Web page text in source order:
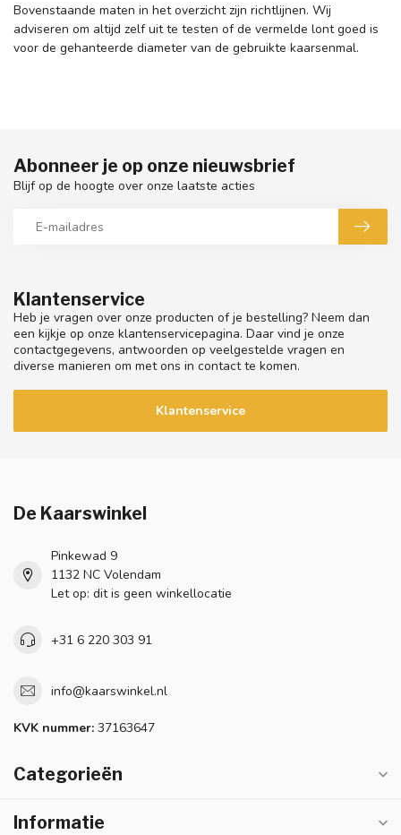
Bovenstaande maten in het overzicht zijn richtlijnen. Wij
adviseren om altijd zelf uit te testen of de vermelde lont goed is
voor de gehanteerde diameter van de gebruikte kaarsenmal.
Klantenservice
Heb je vragen over onze producten of je bestelling? Neem dan
een kijkje op onze klantenservicepagina. Daar vind je onze
contactgegevens, antwoorden op veelgestelde vragen en
diverse manieren om met ons in contact te komen.
Klantenservice
Abonneer je op onze nieuwsbrief
Blijf op de hoogte over onze laatste acties
De Kaarswinkel
Pinkewad 9
1132 NC Volendam
Let op: dit is geen winkellocatie
+31 6 220 303 91
info@kaarswinkel.nl
KVK nummer: 37163647
Categorieën
Informatie